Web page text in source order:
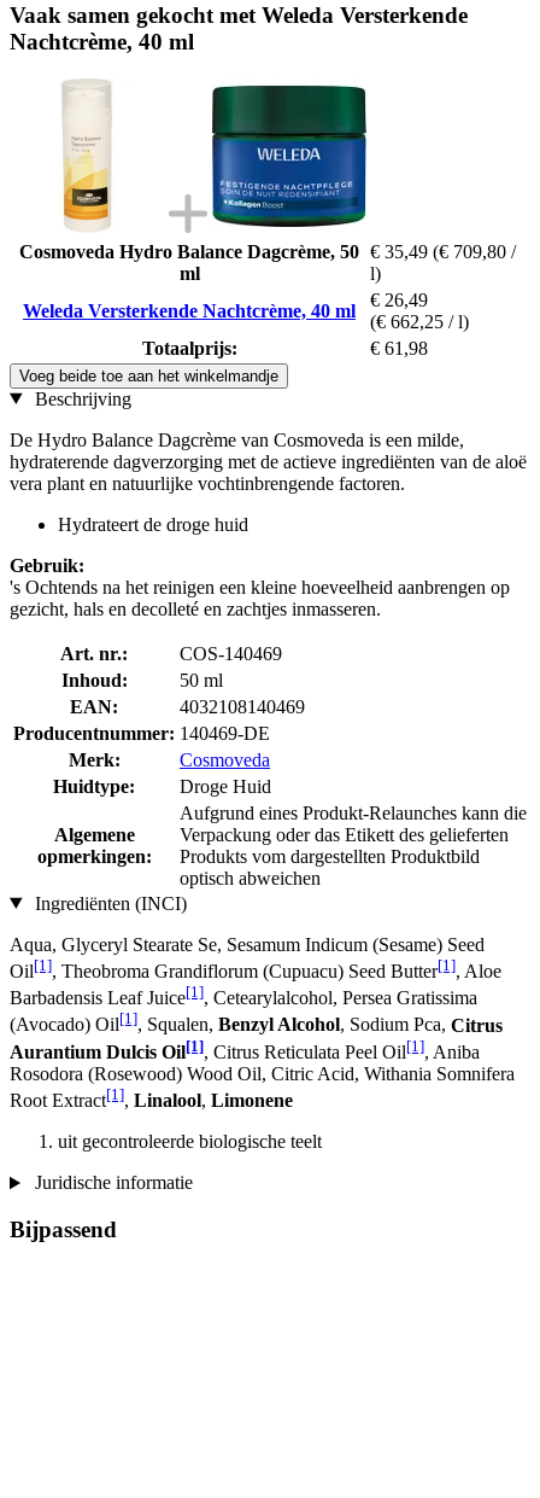
Vaak samen gekocht met Weleda Versterkende
Nachtcrème, 40 ml
Cosmoveda Hydro Balance Dagcrème, 50
ml
€ 35,49 (€ 709,80 /
l)
Weleda Versterkende Nachtcrème, 40 ml
€ 26,49
(€ 662,25 / l)
Totaalprijs:
€ 61,98
Voeg beide toe aan het winkelmandje
Beschrijving
De Hydro Balance Dagcrème van Cosmoveda is een milde,
hydraterende dagverzorging met de actieve ingrediënten van de aloë
vera plant en natuurlijke vochtinbrengende factoren.
Hydrateert de droge huid
Gebruik:
's Ochtends na het reinigen een kleine hoeveelheid aanbrengen op
gezicht, hals en decolleté en zachtjes inmasseren.
Art. nr.:
COS-140469
Inhoud:
50 ml
EAN:
4032108140469
Producentnummer: 140469-DE
Merk:
Cosmoveda
Huidtype:
Droge Huid
Algemene
opmerkingen:
Aufgrund eines Produkt-Relaunches kann die
Verpackung oder das Etikett des gelieferten
Produkts vom dargestellten Produktbild
optisch abweichen
Ingrediënten (INCI)
Aqua, Glyceryl Stearate Se, Sesamum Indicum (Sesame) Seed
Oil[1], Theobroma Grandiflorum (Cupuacu) Seed Butter[1], Aloe
Barbadensis Leaf Juice[1], Cetearylalcohol, Persea Gratissima
(Avocado) Oil[1], Squalen, Benzyl Alcohol, Sodium Pca, Citrus
Aurantium Dulcis Oil[1], Citrus Reticulata Peel Oil[1], Aniba
Rosodora (Rosewood) Wood Oil, Citric Acid, Withania Somnifera
Root Extract[1], Linalool, Limonene
uit gecontroleerde biologische teelt
Juridische informatie
Bijpassend